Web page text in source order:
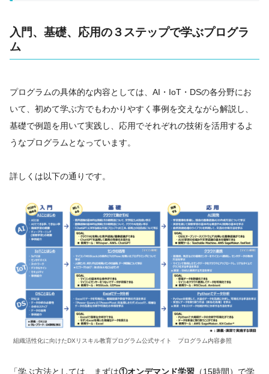
入門、基礎、応用の３ステップで学ぶプログラ
ム
プログラムの具体的な内容としては、AI・IoT・DSの各分野にお
いて、初めて学ぶ方でもわかりやすく事例を交えながら解説し、
基礎で例題を用いて実践し、応用でそれぞれの技術を活用するよ
うなプログラムとなっています。
詳しくは以下の通りです。
組織活性化に向けたDXリスキル教育プログラム公式サイト プログラム内容参照
「学ぶ方法としては、まずは①オンデマンド学習 （15時間）で学